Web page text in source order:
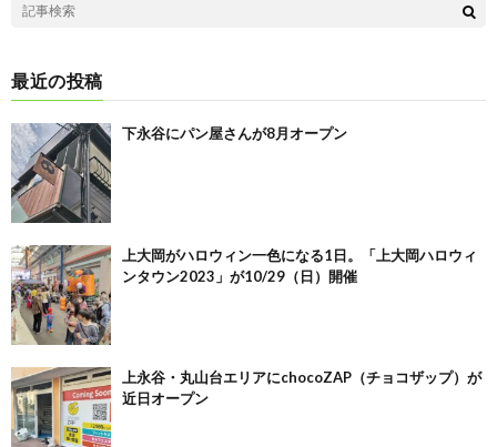
最近の投稿
下永谷にパン屋さんが8月オープン
上大岡がハロウィン一色になる1日。「上大岡ハロウィ
ンタウン2023」が10/29（日）開催
上永谷・丸山台エリアにchocoZAP（チョコザップ）が
近日オープン